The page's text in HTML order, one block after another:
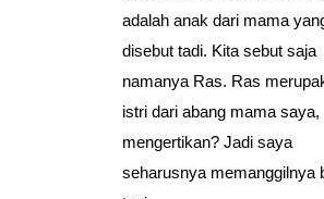
adalah anak dari mama
disebut tadi. Kita sebut saja
namanya Ras. Ras
istri dari abang mama saya,
mengertikan? Jadi saya
seharusnya memanggilnya